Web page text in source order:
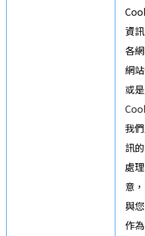
資
各
網站
或
我
訊
處
意
與
作